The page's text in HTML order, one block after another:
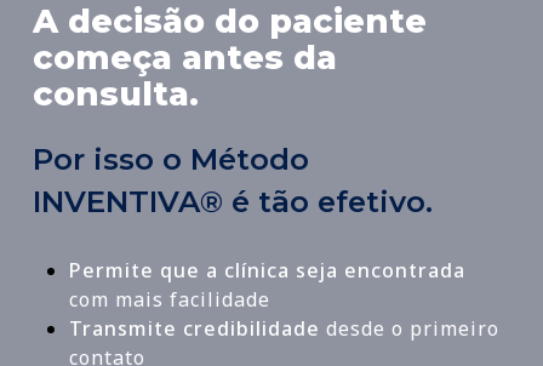
A decisão do paciente
começa antes da
consulta.
Por isso o Método
INVENTIVA® é tão efetivo.
Permite que a clínica seja encontrada
com mais facilidade
Transmite credibilidade desde o primeiro
contato